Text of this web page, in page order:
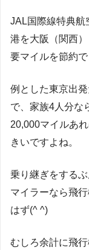
JAL国際線特典航
港を大阪（関西
要マイルを節約で
例とした東京出
で、家族4人分な
20,000マイルあ
きいですよね。
乗り継ぎをする
マイラーなら飛
はず(^ ^)
むしろ余計に飛